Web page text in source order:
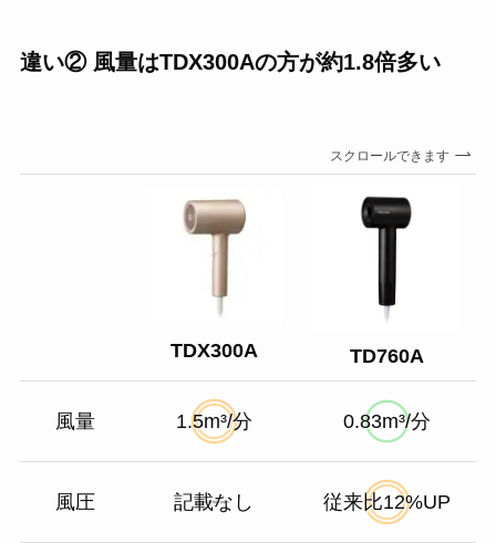
違い② 風量はTDX300Aの方が約1.8倍多い
スクロールできます
TDX300A TD760A
風量 1.5m³/分 0.83m³/分
風圧 記載なし 従来比12%UP